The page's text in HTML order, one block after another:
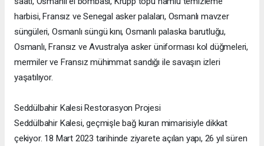
harbisi, Fransız ve Senegal asker palaları, Osmanlı mavzer
süngüleri, Osmanlı süngü kını, Osmanlı palaska barutluğu,
Osmanlı, Fransız ve Avustralya asker üniforması kol düğmeleri,
mermiler ve Fransız mühimmat sandığı ile savaşın izleri
yaşatılıyor.
Seddülbahir Kalesi Restorasyon Projesi
Seddülbahir Kalesi, geçmişle bağ kuran mimarisiyle dikkat
çekiyor. 18 Mart 2023 tarihinde ziyarete açılan yapı, 26 yıl süren